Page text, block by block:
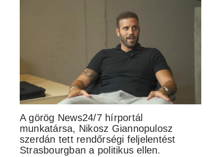
A görög News24/7 hírportál
munkatársa, Nikosz Giannopulosz
szerdán tett rendőrségi feljelentést
Strasbourgban a politikus ellen.